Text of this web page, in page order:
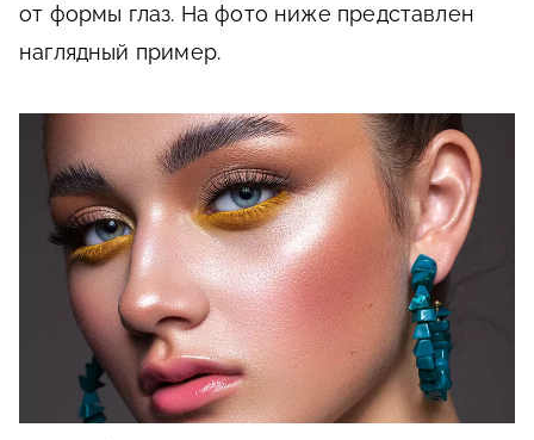
от формы глаз. На фото ниже представлен
наглядный пример.